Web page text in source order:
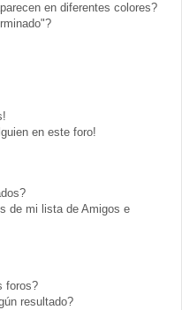
en diferentes colores?
en este foro!
de mi lista de Amigos e
foros?
resultado?